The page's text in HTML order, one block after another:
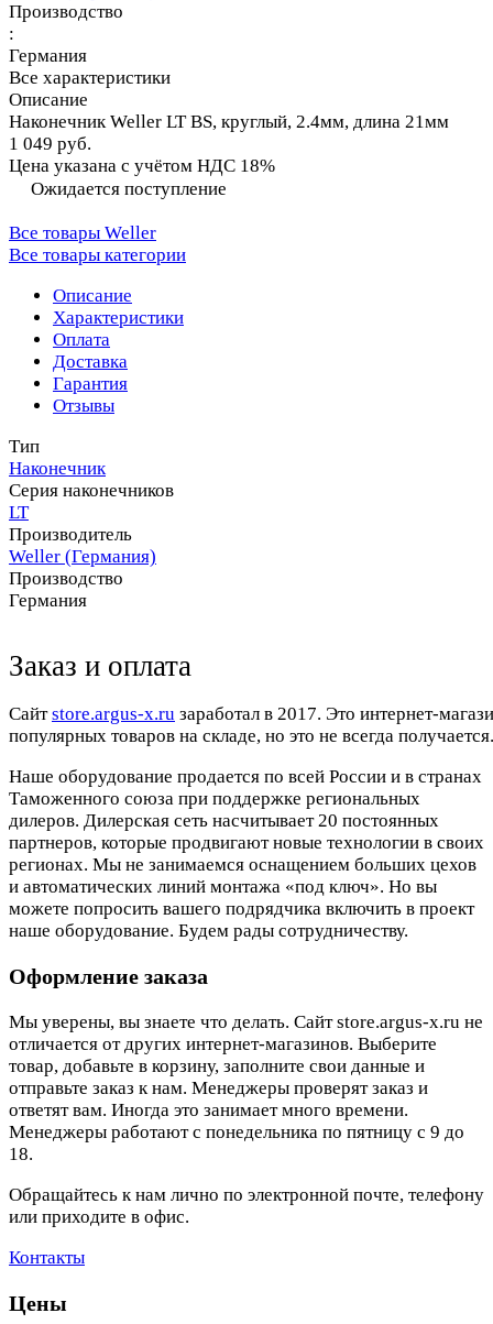
Производство
:
Германия
Все характеристики
Описание
Наконечник Weller LT BS, круглый, 2.4мм, длина 21мм
1 049 руб.
Цена указана с учётом НДС 18%
Ожидается поступление
Все товары Weller
Все товары категории
Описание
Характеристики
Оплата
Доставка
Гарантия
Отзывы
Тип
Наконечник
Серия наконечников
LT
Производитель
Weller (Германия)
Производство
Германия
Заказ и оплата
Cайтstore.argus-x.ru заработал в 2017. Это интернет-
популярных товаров на складе, но это не всегда
Наше оборудование продается по всей России и в странах
Таможенного союза при поддержке региональных
дилеров. Дилерская сеть насчитывает 20 постоянных
партнеров, которые продвигают новые технологии в своих
регионах. Мы не занимаемся оснащением больших цехов
и автоматических линий монтажа «под ключ». Но вы
можете попросить вашего подрядчика включить в проект
наше оборудование. Будем рады сотрудничеству.
Оформление заказа
Мы уверены, вы знаете что делать. Сайт store.argus-x.ru не
отличается от других интернет-магазинов. Выберите
товар, добавьте в корзину, заполните свои данные и
отправьте заказ к нам. Менеджеры проверят заказ и
ответят вам. Иногда это занимает много времени.
Менеджеры работают с понедельника по пятницу с 9 до
18.
Обращайтесь к нам лично по электронной почте, телефону
или приходите в офис.
Контакты
Цены